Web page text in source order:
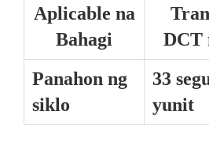
Aplicable na
Bahagi
DCT
Panahon ng
siklo
33
yunit